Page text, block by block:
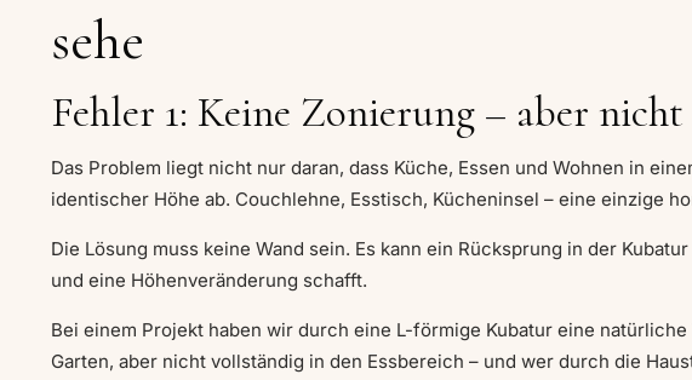
sehe
Fehler 1: Keine Zonierung – aber
Das Problem liegt nicht nur daran, dass Küche, Essen und Wohnen in
identischer Höhe ab. Couchlehne, Esstisch, Kücheninsel – eine einzige
Die Lösung muss keine Wand sein. Es kann ein Rücksprung in der
und eine Höhenveränderung schafft.
Bei einem Projekt haben wir durch eine L-förmige Kubatur eine
Garten, aber nicht vollständig in den Essbereich – und wer durch die